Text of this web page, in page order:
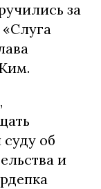
за
об
и